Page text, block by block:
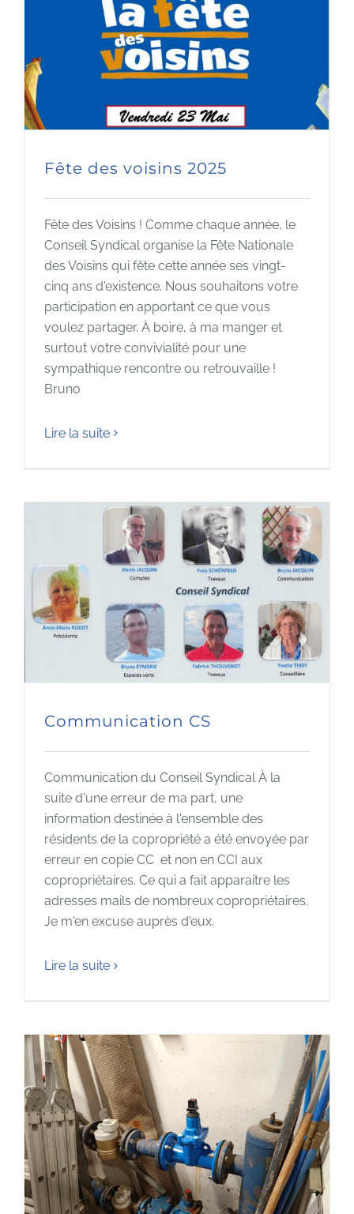
Fête des voisins 2025
Fête des Voisins ! Comme chaque année, le
Conseil Syndical organise la Fête Nationale
des Voisins qui fête cette année ses vingt-
cinq ans d'existence. Nous souhaitons votre
participation en apportant ce que vous
voulez partager. À boire, à ma manger et
surtout votre convivialité pour une
sympathique rencontre ou retrouvaille !
Bruno
Lire la suite
Communication CS
Communication du Conseil Syndical À la
suite d'une erreur de ma part, une
information destinée à l'ensemble des
résidents de la copropriété a été envoyée par
erreur en copie CC et non en CCI aux
copropriétaires. Ce qui a fait apparaitre les
adresses mails de nombreux copropriétaires.
Je m'en excuse auprès d'eux.
Lire la suite